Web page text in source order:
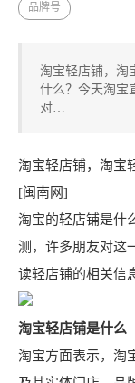
品牌号
淘宝轻店铺，淘
什么？今天淘宝
对…
淘宝轻店铺，淘宝
[闽南网]
淘宝的轻店铺是什
测，许多朋友对这
读轻店铺的相关信
淘宝轻店铺是什么
淘宝方面表示，淘